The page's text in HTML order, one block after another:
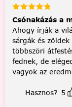
Csónakázás a
Ahogy írják a
sárgák és zöldek
többszöri
fednek, de
vagyok az
Hasznos? 5